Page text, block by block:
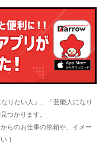
りたい人」、「芸能人になり
つかります。
らのお仕事の依頼や、イメー
！